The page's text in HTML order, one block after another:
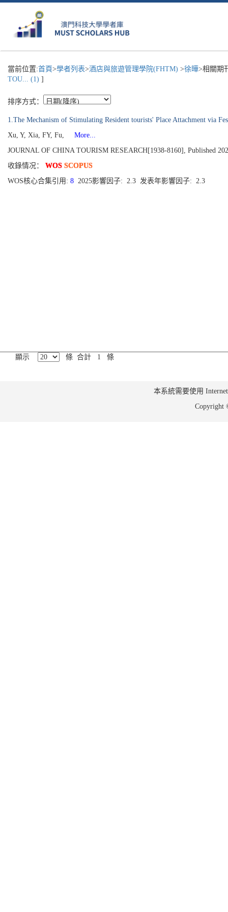
當前位置:首頁>學者列表>酒店與旅遊管理學院(FHTM) >徐曄>相關期
TOU... (1) ]
排序方式：
1.The Mechanism of Stimulating Resident tourists' Place Attachment via
Xu, Y, Xia, FY, Fu,
More...
JOURNAL OF CHINA TOURISM RESEARCH[1938-8160], Published
收錄情况： WOS SCOPUS
WOS核心合集引用: 8 2025影響因子: 2.3 发表年影響因子: 2.3
顯示 條 合計 1 條
本系統需要使用
Copyright